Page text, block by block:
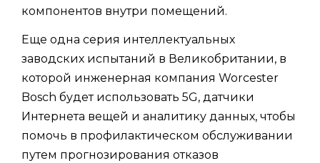
компонентов внутри помещений.
Еще одна серия интеллектуальных
заводских испытаний в Великобритании, в
которой инженерная компания Worcester
Bosch будет использовать 5G, датчики
Интернета вещей и аналитику данных, чтобы
помочь в профилактическом обслуживании
путем прогнозирования отказов